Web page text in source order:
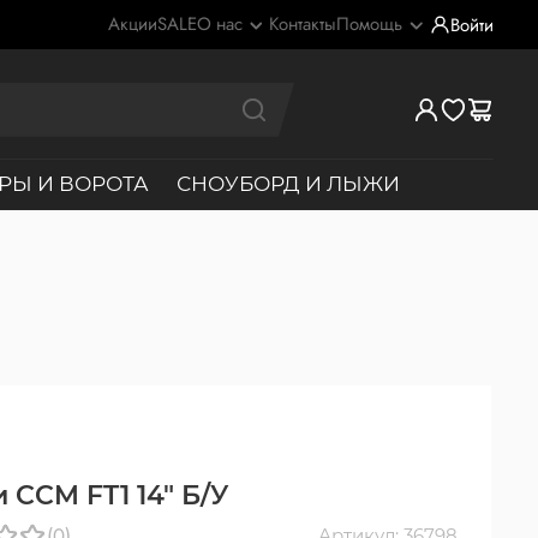
АкцииSALEО нас КонтактыПомощь Войти
И ВОРОТА СНОУБОРД И ЛЫЖИ
FT1 14" Б/У